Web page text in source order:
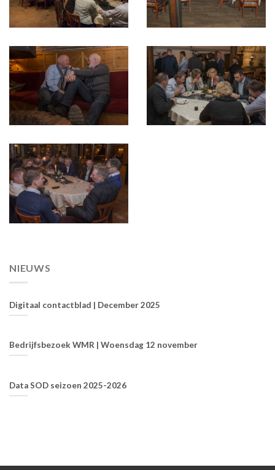
NIEUWS
Digitaal contactblad | December 2025
Bedrijfsbezoek WMR | Woensdag 12 november
Data SOD seizoen 2025-2026